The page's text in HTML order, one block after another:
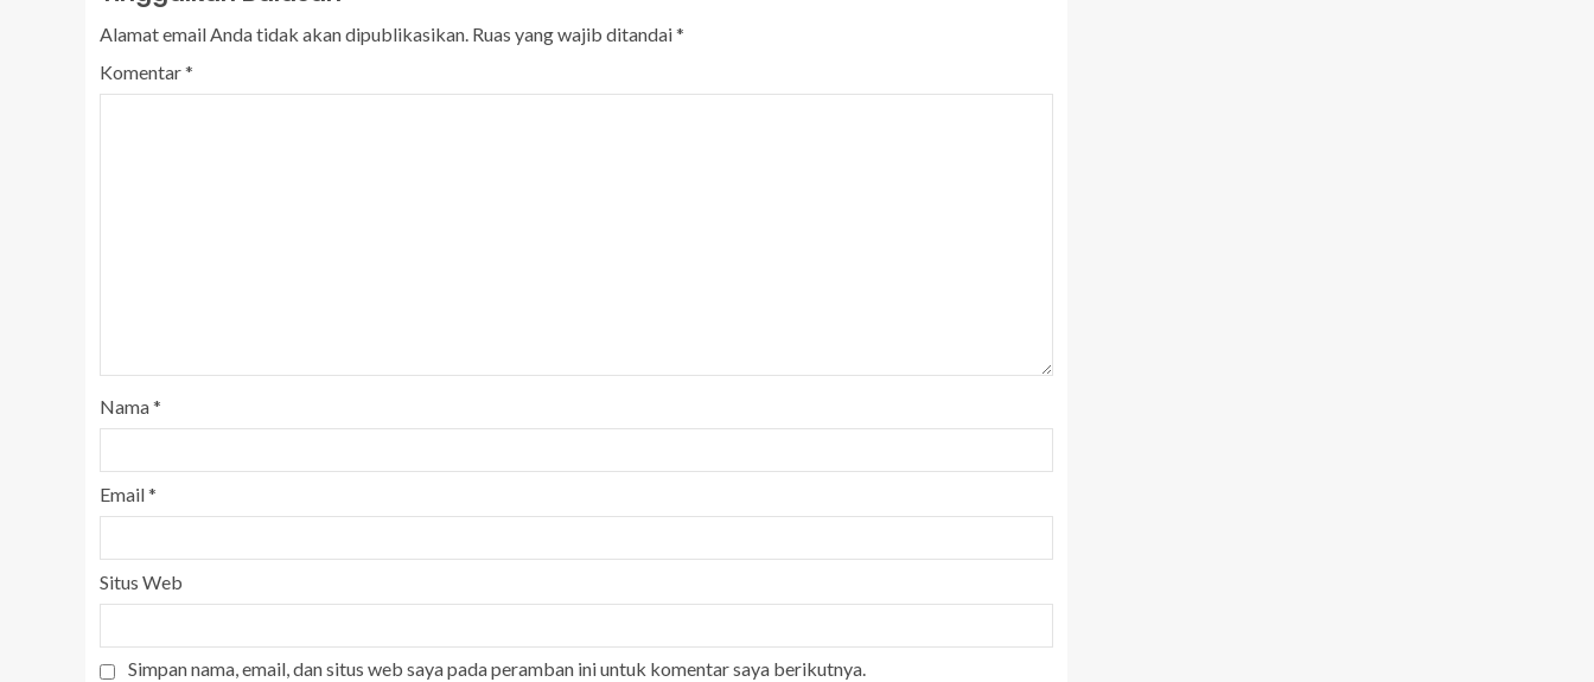
Alamat email Anda tidak akan dipublikasikan. Ruas yang wajib ditandai*
Komentar*
Nama*
Email*
Situs Web
Simpan nama, email, dan situs web saya pada peramban ini untuk komentar saya berikutnya.